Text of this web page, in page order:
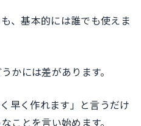
、基本的には誰でも使えま
かには差があります。
早く作れます」と言うだけ
ことを言い始めます。